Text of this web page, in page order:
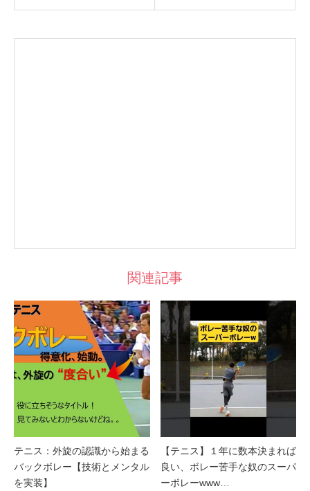
関連記事
テニス：外旋の認識から始まる
バックボレー【技術とメンタル
を実装】
【テニス】１年に数本決まれば
良い、ボレー苦手な奴のスーパ
ーボレーwww…